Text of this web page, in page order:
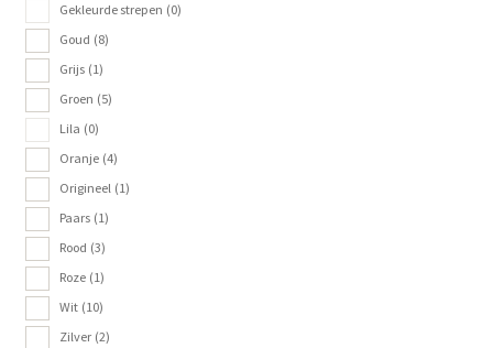
Gekleurde strepen (0)
Goud (8)
Grijs (1)
Groen (5)
Lila (0)
Oranje (4)
Origineel (1)
Paars (1)
Rood (3)
Roze (1)
Wit (10)
Zilver (2)